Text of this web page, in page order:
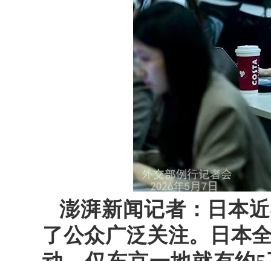
澎湃新闻记者：日本
了公众广泛关注。日本